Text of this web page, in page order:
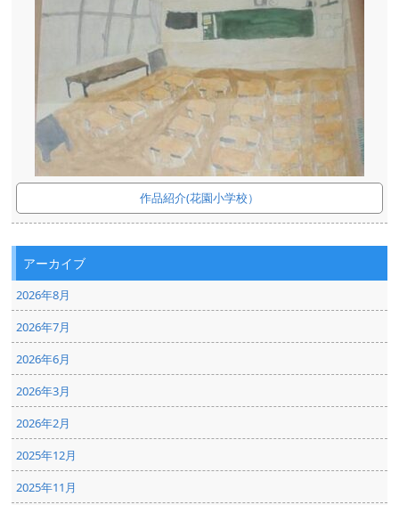
作品紹介(花園小学校）
アーカイブ
2026年8月
2026年7月
2026年6月
2026年3月
2026年2月
2025年12月
2025年11月